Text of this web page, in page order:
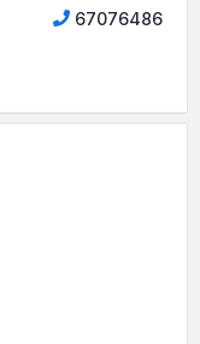
67076486